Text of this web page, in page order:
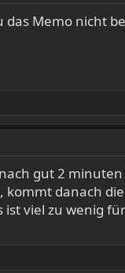
Memo nicht
gut 2
kommt danach
viel zu wenig